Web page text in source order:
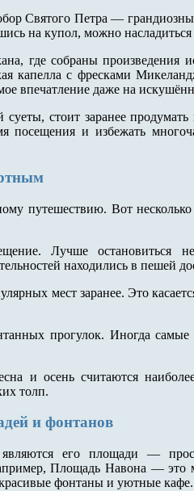
Святого Петра —
на купол, можно
где собраны произведения
капелла с фресками
впечатление даже на
стоит заранее
посещения и избежать
путешествию. Вот несколько
Лучше остановиться
находились в пешей
мест заранее. Это
прогулок. Иногда
и осень считаются
толп.
и фонтанов
его площади —
Площадь Навона — это
фонтаны и уютные кафе.